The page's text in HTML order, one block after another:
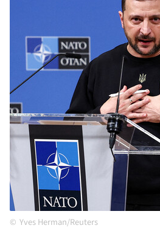
Yves Herman/Reuters